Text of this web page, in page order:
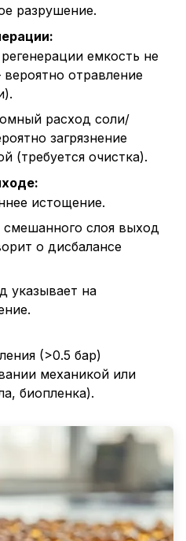
разрушение.
емкость не
отравление
расход соли/
загрязнение
(требуется очистка).
истощение.
слоя выход
о дисбалансе
указывает на
(>0.5 бар)
механикой или
биопленка).